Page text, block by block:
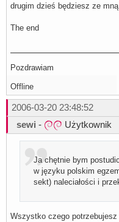
drugim dzieś będziesz ze mną
The end
Pozdrawiam
Offline
2006-03-20 23:48:52
sewi - Użytkownik
Ja chętnie bym
w języku polskim
sekt) naleciałości i
Wszystko czego